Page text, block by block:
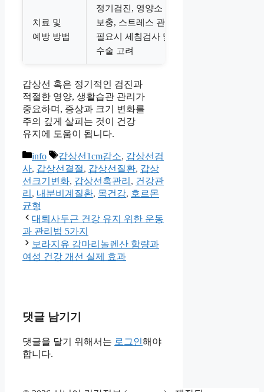
치료 및
예방 방법
정기검진, 영양소
보충, 스트레스 관리,
필요시 세침검사 및
수술 고려
갑상선 혹은 정기적인 검진과
적절한 영양, 생활습관 관리가
중요하며, 증상과 크기 변화를
주의 깊게 살피는 것이 건강
유지에 도움이 됩니다.
카
테
고
리
info
태
그
갑상선1cm감소, 갑상선검
사, 갑상선결절, 갑상선질환, 갑상
선크기변화, 갑상선혹관리 , 건강관
리 , 내분비계질환, 목건강, 호르몬
균형
대퇴사두근 건강 유지 위한 운동
과 관리법 5가지
보라지유 감마리놀렌산 함량과
여성 건강 개선 실제 효과
댓글 남기기
댓글을 달기 위해서는 로그인해야
합니다.